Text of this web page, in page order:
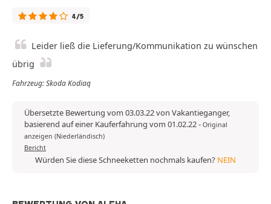
4/5
Leider ließ die Lieferung/Kommunikation zu wünschen
übrig
Fahrzeug: Skoda Kodiaq
Übersetzte Bewertung vom 03.03.22 von Vakantieganger,
basierend auf einer Kauferfahrung vom 01.02.22- Original
anzeigen (Niederländisch)
Bericht
Würden Sie diese Schneeketten nochmals kaufen? NEIN